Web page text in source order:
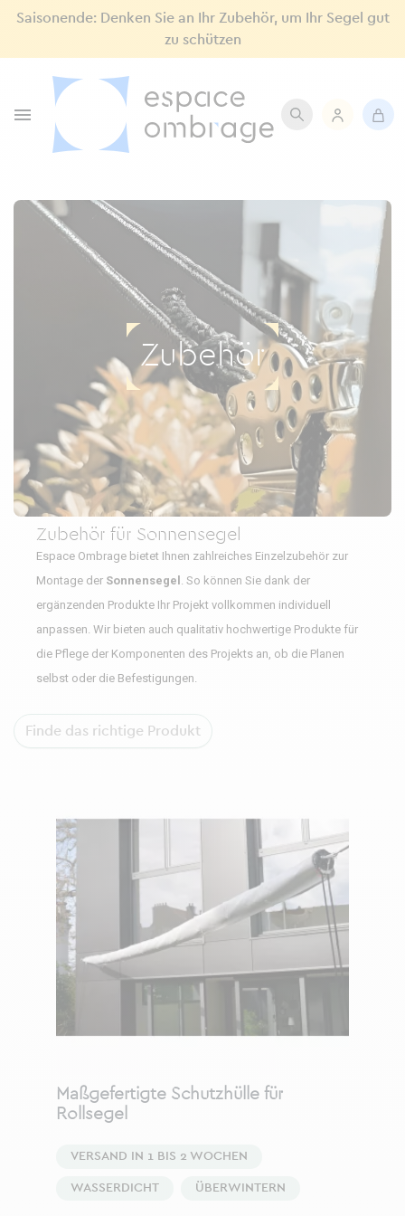
Saisonende: Denken Sie an Ihr Zubehör, um Ihr Segel gut
zu schützen

Zubehör
Zubehör für Sonnensegel
Espace Ombrage bietet Ihnen zahlreiches Einzelzubehör zur
Montage der Sonnensegel . So können Sie dank der
ergänzenden Produkte Ihr Projekt vollkommen individuell
anpassen. Wir bieten auch qualitativ hochwertige Produkte für
die Pflege der Komponenten des Projekts an, ob die Planen
selbst oder die Befestigungen.
Finde das richtige Produkt
Maßgefertigte Schutzhülle für
Rollsegel
VERSAND IN 1 BIS 2 WOCHEN
WASSERDICHT ÜBERWINTERN